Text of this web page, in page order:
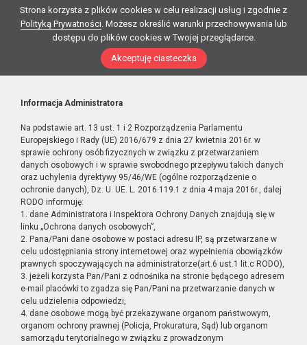
Strona korzysta z plików cookies w celu realizacji usług i zgodnie z
Polityką Prywatności. Możesz określić warunki przechowywania lub
dostępu do plików cookies w Twojej przeglądarce.
Akceptuję ciasteczka
Informacja Administratora
Na podstawie art. 13 ust. 1 i 2 Rozporządzenia Parlamentu
Europejskiego i Rady (UE) 2016/679 z dnia 27 kwietnia 2016r. w
sprawie ochrony osób fizycznych w związku z przetwarzaniem
danych osobowych i w sprawie swobodnego przepływu takich danych
oraz uchylenia dyrektywy 95/46/WE (ogólne rozporządzenie o
ochronie danych), Dz. U. UE. L. 2016.119.1 z dnia 4 maja 2016r., dalej
RODO informuję:
1. dane Administratora i Inspektora Ochrony Danych znajdują się w
linku „Ochrona danych osobowych”,
2. Pana/Pani dane osobowe w postaci adresu IP, są przetwarzane w
celu udostępniania strony internetowej oraz wypełnienia obowiązków
prawnych spoczywających na administratorze(art.6 ust.1 lit.c RODO),
3. jeżeli korzysta Pan/Pani z odnośnika na stronie będącego adresem
e-mail placówki to zgadza się Pan/Pani na przetwarzanie danych w
celu udzielenia odpowiedzi,
4. dane osobowe mogą być przekazywane organom państwowym,
organom ochrony prawnej (Policja, Prokuratura, Sąd) lub organom
samorządu terytorialnego w związku z prowadzonym